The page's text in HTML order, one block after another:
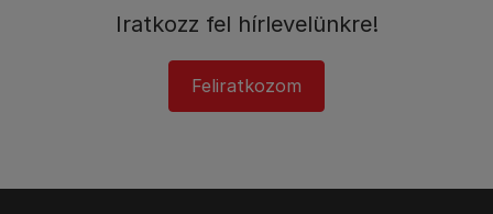
Iratkozz fel hírlevelünkre!​
Feliratkozom